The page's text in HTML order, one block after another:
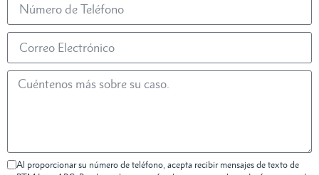
Al proporcionar su número de teléfono, acepta recibir mensajes de texto de